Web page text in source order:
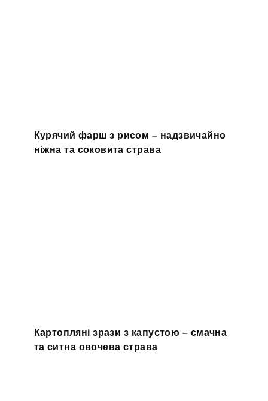
Курячий фарш з рисом – надзвичайно
ніжна та соковита страва
Картопляні зрази з капустою – смачна
та ситна овочева страва